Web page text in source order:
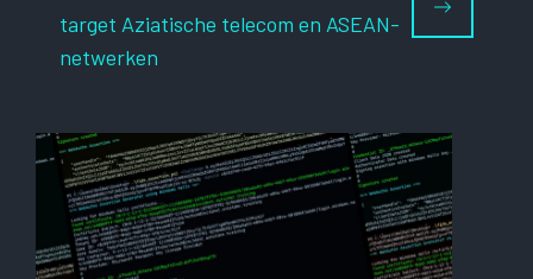
target Aziatische telecom en ASEAN-
netwerken